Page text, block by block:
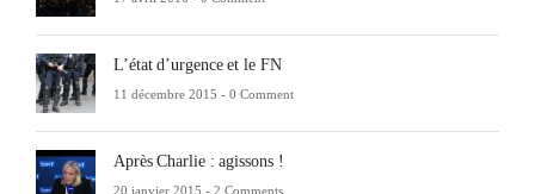
L’état d’urgence et le FN
11 décembre 2015 - 0 Comment
Après Charlie : agissons !
20 janvier 2015 - 2 Comments